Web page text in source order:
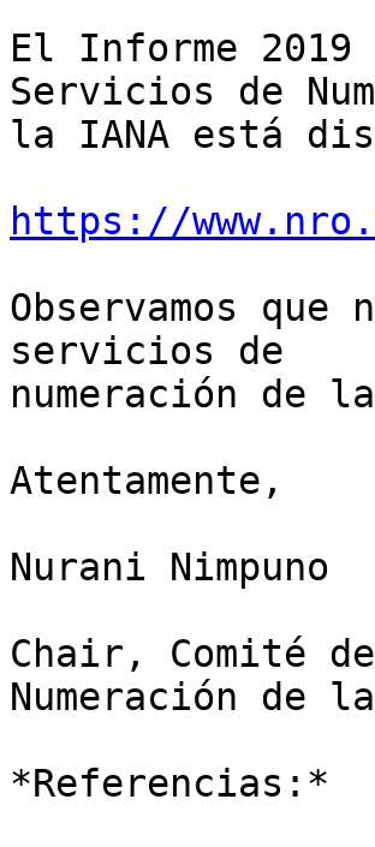
El Informe
Servicios de
la IANA está
https://
Observamos
servicios de
numeración de
Atentamente,
Nurani Nimpuno
Chair, Comité
Numeración de
*Referencias:*